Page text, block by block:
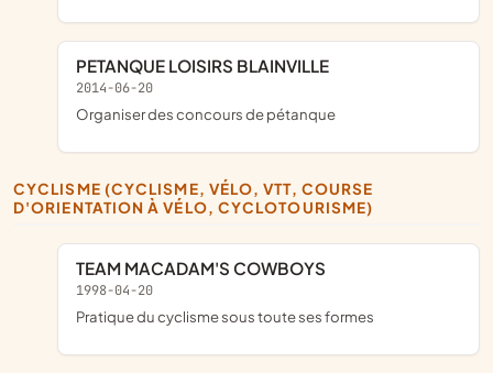
PETANQUE LOISIRS BLAINVILLE
2014-06-20
organiser des concours de pétanque
CYCLISME (CYCLISME, VÉLO, VTT, COURSE
D'ORIENTATION À VÉLO, CYCLOTOURISME)
TEAM MACADAM'S COWBOYS
1998-04-20
pratique du cyclisme sous toute ses formes